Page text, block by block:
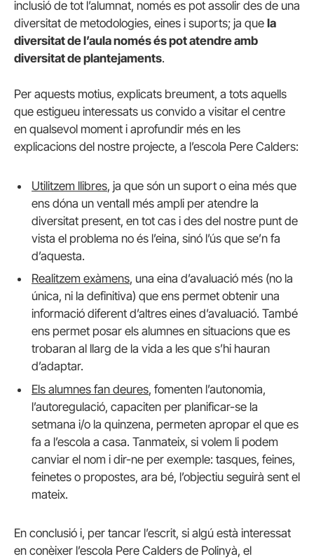
inclusió de tot l’alumnat, només es pot assolir des de una
diversitat de metodologies, eines i suports; ja que la
diversitat de l’aula només és pot atendre amb
diversitat de plantejaments.
Per aquests motius, explicats breument, a tots aquells
que estigueu interessats us convido a visitar el centre
en qualsevol moment i aprofundir més en les
explicacions del nostre projecte, a l’escola Pere Calders:
Utilitzem llibres, ja que són un suport o eina més que
ens dóna un ventall més ampli per atendre la
diversitat present, en tot cas i des del nostre punt de
vista el problema no és l’eina, sinó l’ús que se’n fa
d’aquesta.
Realitzem exàmens, una eina d’avaluació més (no la
única, ni la definitiva) que ens permet obtenir una
informació diferent d’altres eines d’avaluació. També
ens permet posar els alumnes en situacions que es
trobaran al llarg de la vida a les que s’hi hauran
d’adaptar.
Els alumnes fan deures, fomenten l’autonomia,
l’autoregulació, capaciten per planificar-se la
setmana i/o la quinzena, permeten apropar el que es
fa a l’escola a casa. Tanmateix, si volem li podem
canviar el nom i dir-ne per exemple: tasques, feines,
feinetes o propostes, ara bé, l’objectiu seguirà sent el
mateix.
En conclusió i, per tancar l’escrit, si algú està interessat
en conèixer l’escola Pere Calders de Polinyà, el